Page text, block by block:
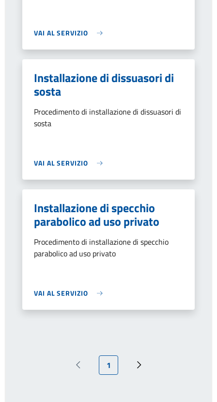
VAI AL SERVIZIO
Installazione di dissuasori di
sosta
Procedimento di installazione di dissuasori di
sosta
VAI AL SERVIZIO
Installazione di specchio
parabolico ad uso privato
Procedimento di installazione di specchio
parabolico ad uso privato
VAI AL SERVIZIO
Pagina precedente
Pagina attuale
1 Prossima pagina